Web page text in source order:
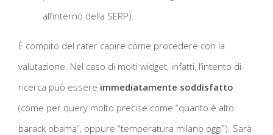
all’interno della SERP).
È compito del rater capire come procedere con la
valutazione. Nel caso di molti widget, infatti, l’intento di
ricerca può essere immediatamente soddisfatto
(come per query molto precise come “quanto è alto
barack obama”, oppure “temperatura milano oggi”). Sarà